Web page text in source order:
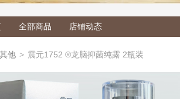
店铺掌柜：zyjk2023
公司名称：
所在地：
全部商品 店铺动态
其他 > 震元1752 ®龙脑抑菌纯露 2瓶装